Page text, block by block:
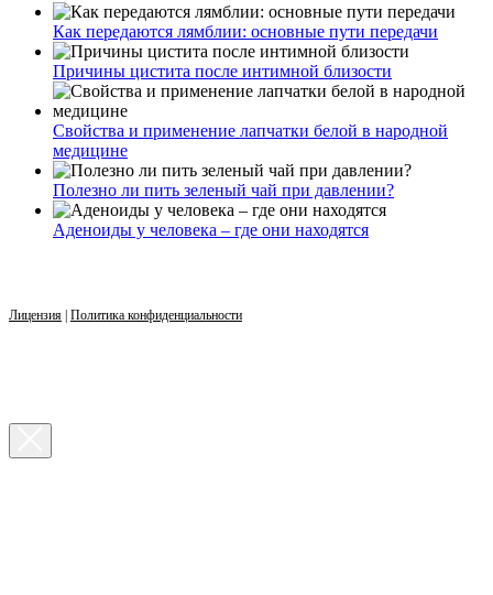
Как передаются лямблии: основные пути передачи
Причины цистита после интимной близости
Свойства и применение лапчатки белой в народной
медицине
Полезно ли пить зеленый чай при давлении?
Аденоиды у человека – где они находятся
Лицензия Политика конфиденциальности